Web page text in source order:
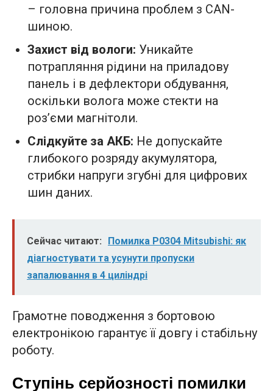
– головна причина проблем з CAN-
шиною.
Захист від вологи: Уникайте
потрапляння рідини на приладову
панель і в дефлектори обдування,
оскільки волога може стекти на
роз’єми магнітоли.
Слідкуйте за АКБ: Не допускайте
глибокого розряду акумулятора,
стрибки напруги згубні для цифрових
шин даних.
Сейчас читают:
Помилка P0304 Mitsubishi: як
діагностувати та усунути пропуски
запалювання в 4 циліндрі
Грамотне поводження з бортовою
електронікою гарантує її довгу і стабільну
роботу.
Ступінь серйозності помилки